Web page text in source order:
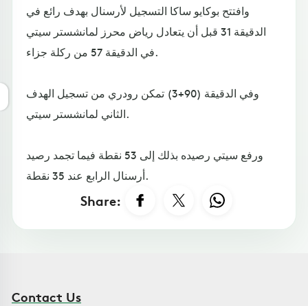
وافتتح بوكايو ساكا التسجيل لأرسنال بهدف رائع في
الدقيقة 31 قبل أن يتعادل رياض محرز لمانشستر سيتي
في الدقيقة 57 من ركلة جزاء.
وفي الدقيقة (90+3) تمكن رودري من تسجيل الهدف
الثاني لمانشستر سيتي.
ورفع سيتي رصيده بذلك إلى 53 نقطة فيما تجمد رصيد
أرسنال الرابع عند 35 نقطة.
Share:
Contact Us